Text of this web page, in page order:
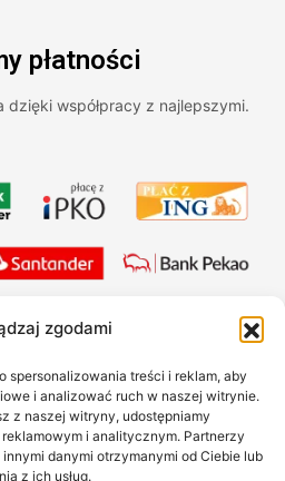
zgodami
spersonalizowania treści i reklam, aby
i analizować ruch w naszej witrynie.
z naszej witryny, udostępniamy
i analitycznym. Partnerzy
danymi otrzymanymi od Ciebie lub
z ich usług.
płatności
współpracy z najlepszymi.